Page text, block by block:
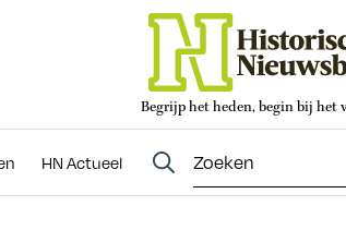
Begrijp het heden, begin bij het
HN Actueel
Evenementen